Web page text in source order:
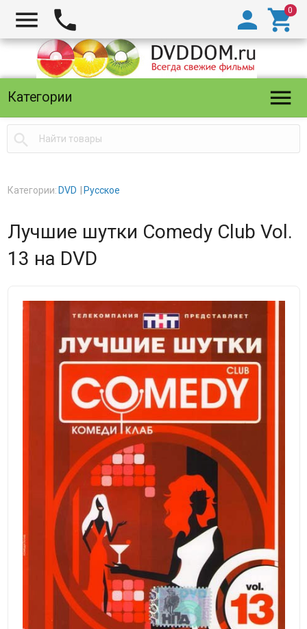
  

Категории 

Категории: DVD Русское
Лучшие шутки Comedy Club Vol.
13 на DVD